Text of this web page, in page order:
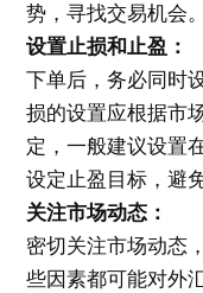
势，寻找交易机会。
设置止损和止盈：
下单后，务必同时
损的设置应根据市
定，一般建议设置
设定止盈目标，避
关注市场动态：
密切关注市场动态
些因素都可能对外